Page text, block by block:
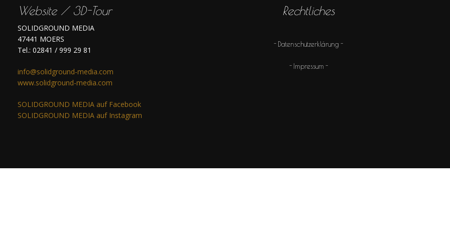
Website / 3D-Tour Rechtliches
SOLIDGROUND MEDIA
47441 MOERS
Tel.: 02841 / 999 29 81
info@solidground-media.com
www.solidground-media.com
SOLIDGROUND MEDIA auf Facebook
SOLIDGROUND MEDIA auf Instagram
Datenschutzerklärung
Impressum